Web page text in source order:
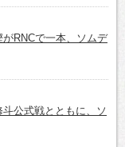
RNCで一本、ソムデ
斗公式戦とともに、ソ